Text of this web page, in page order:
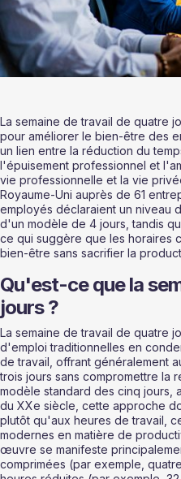
La semaine de travail de quatre
pour améliorer le bien-être des
un lien entre la réduction du
l'épuisement professionnel et
vie professionnelle et la vie
Royaume-Uni auprès de 61
employés déclaraient un niveau
d'un modèle de 4 jours, tandis
ce qui suggère que les horaires
bien-être sans sacrifier la
Qu'est-ce que la
jours ?
La semaine de travail de quatre
d'emploi traditionnelles en
de travail, offrant généralement
trois jours sans compromettre la
modèle standard des cinq jours,
du XXe siècle, cette approche
plutôt qu'aux heures de travail,
modernes en matière de
œuvre se manifeste
comprimées (par exemple,